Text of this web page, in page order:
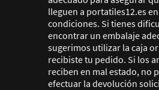
lleguen a portatiles12.es
condiciones. Si tienes
encontrar un embalaje
sugerimos utilizar la caja
recibiste tu pedido. Si los
reciben en mal estado, no
efectuar la devolución